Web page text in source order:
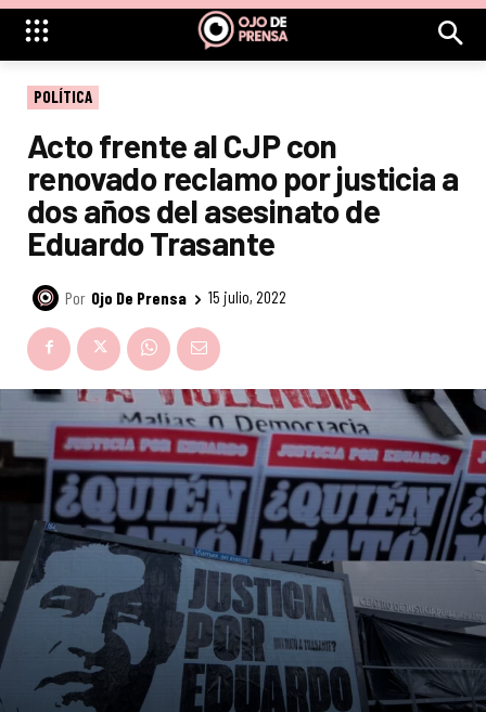
POLÍTICA
Acto frente al CJP con
renovado reclamo por justicia a
dos años del asesinato de
Eduardo Trasante
Por Ojo De Prensa 15 julio, 2022